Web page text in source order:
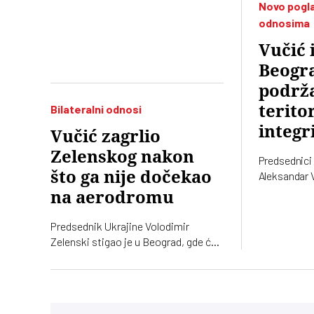
Novo
odnosima
Vučić
Aleksandar
Ukrajine
Bilateralni odnosi
Vučić zagrlio
Zelenskog nakon
što ga nije dočekao
na aerodromu
Predsednik Ukrajine Volodimir
Zelenski stigao je u Beograd, gde će
Aleksandrom Vučićem i premijerom